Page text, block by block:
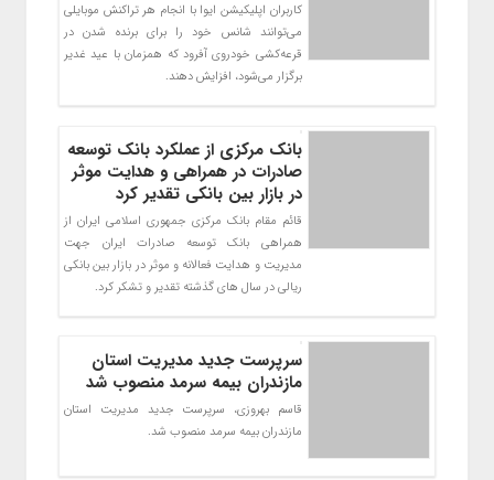
کاربران اپلیکیشن ایوا با انجام هر تراکنش موبایلی
می‌توانند شانس خود را برای برنده شدن در
قرعه‌کشی خودروی آفرود که همزمان با عید غدیر
برگزار می‌شود، افزایش دهند.
بانک مرکزی از عملکرد بانک توسعه
صادرات در همراهی و هدایت موثر
در بازار بین بانکی تقدیر کرد
قائم مقام بانک مرکزی جمهوری اسلامی ایران از
همراهی بانک توسعه صادرات ایران جهت
مدیریت و هدایت فعالانه و موثر در بازار بین بانکی
ریالی در سال های گذشته تقدیر و تشکر کرد.
سرپرست جدید مدیریت استان
مازندران بیمه سرمد منصوب شد
قاسم بهروزی، سرپرست جدید مدیریت استان
مازندران بیمه سرمد منصوب شد.